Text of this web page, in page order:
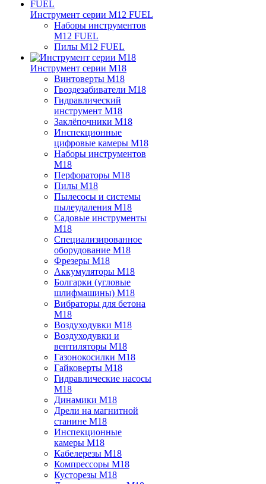
Инструмент серии M12 FUEL
Наборы инструментов
M12 FUEL
Пилы M12 FUEL
Инструмент серии M18
Винтоверты M18
Гвоздезабиватели M18
Гидравлический
инструмент M18
Заклёпочники M18
Инспекционные
цифровые камеры M18
Наборы инструментов
M18
Перфораторы M18
Пилы M18
Пылесосы и системы
пылеудаления M18
Садовые инструменты
M18
Специализированное
оборудование M18
Фрезеры M18
Аккумуляторы M18
Болгарки (угловые
шлифмашины) M18
Вибраторы для бетона
M18
Воздуходувки M18
Воздуходувки и
вентиляторы M18
Газонокосилки M18
Гайковерты M18
Гидравлические насосы
M18
Динамики M18
Дрели на магнитной
станине M18
Инспекционные
камеры M18
Кабелерезы M18
Компрессоры M18
Кусторезы M18